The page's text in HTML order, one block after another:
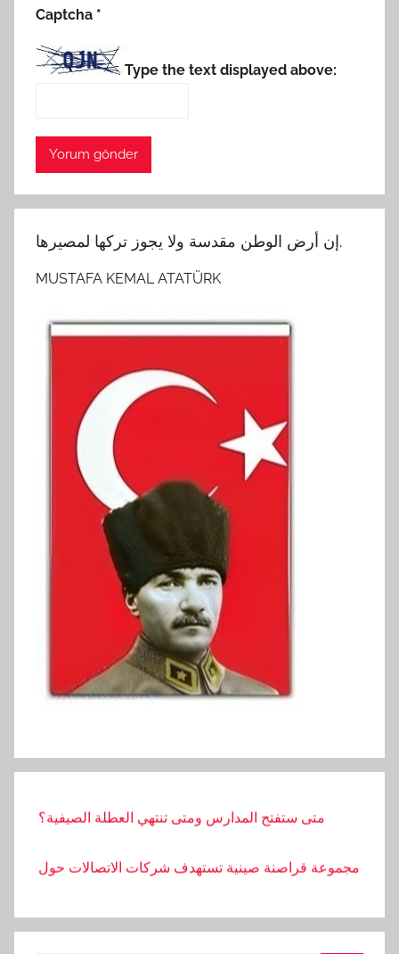
Captcha *
Type the text displayed above:
إن أرض الوطن مقدسة ولا يجوز تركها لمصيرها.
MUSTAFA KEMAL ATATÜRK
دخل خريجي الجامعات في تركيا هو الأدنى في أوروبا
العالم
بدأت الحكومة الأمريكية باستخدام أدوات الذكاء